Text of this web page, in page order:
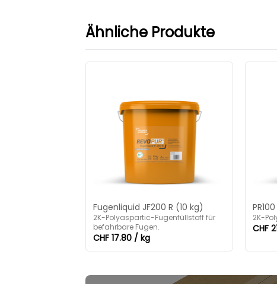
Ähnliche Produkte
Fugenliquid JF200 R (10 kg)
2K-Polyaspartic-Fugenfüllstoff für
befahrbare Fugen.
CHF 17.80 / kg
2K-
CHF